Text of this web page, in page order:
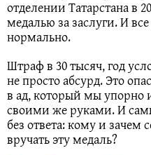
отделении Татарстана в
медалью за заслуги. И
нормально.
Штраф в 30 тысяч, год
не просто абсурд. Это
в ад, который мы упорно
своими же руками. И
без ответа: кому и зачем
вручать эту медаль?